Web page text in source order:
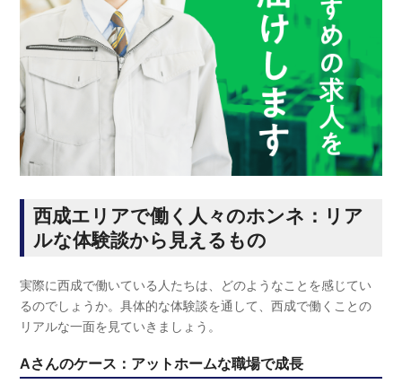
西成エリアで働く人々のホンネ：リア
ルな体験談から見えるもの
実際に西成で働いている人たちは、どのようなことを感じてい
るのでしょうか。具体的な体験談を通して、西成で働くことの
リアルな一面を見ていきましょう。
Aさんのケース：アットホームな職場で成長